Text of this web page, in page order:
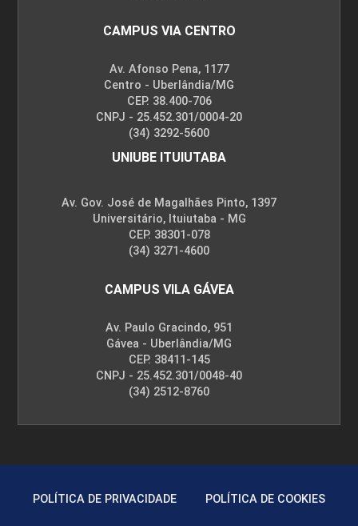
CAMPUS VIA CENTRO
Av. Afonso Pena, 1177
Centro - Uberlândia/MG
CEP. 38.400-706
CNPJ - 25.452.301/0004-20
(34) 3292-5600
UNIUBE ITUIUTABA
Av. Gov. José de Magalhães Pinto, 1397
Universitário, Ituiutaba - MG
CEP. 38301-078
(34) 3271-4600
CAMPUS VILA GÁVEA
Av. Paulo Gracindo, 951
Gávea - Uberlândia/MG
CEP. 38411-145
CNPJ - 25.452.301/0048-40
(34) 2512-8760
POLÍTICA DE PRIVACIDADE POLÍTICA DE COOKIES